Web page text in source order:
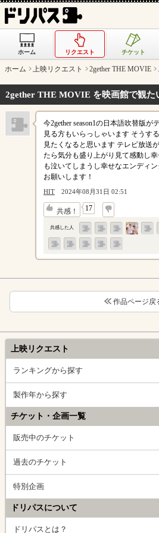
ホーム リクエスト チケット
ホーム 上映リクエスト 2gether THE MOVIE
2gether THE MOVIE を映画館で観た
今2gether season1の日本語吹替版
見る方もいらっしゃいます そうす
見たくなると思います テレビ放送
たら気分も盛り上がり見て感動し
も泣いてしまうし幸せなエンディ
お願いします！
HIT 2024年08月31日 02:51
共感！ 17
↓
共感した人
作品ページ戻
上映リクエスト
ランキングから探す
製作年から探す
チケット・企画一覧
販売中のチケット
過去のチケット
特別企画
ドリパスについて
ドリパスとは？